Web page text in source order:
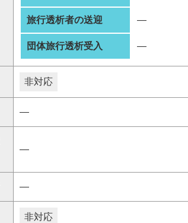
旅行透析者の送迎 ―
団体旅行透析受入 ―
非対応
―
―
―
非対応